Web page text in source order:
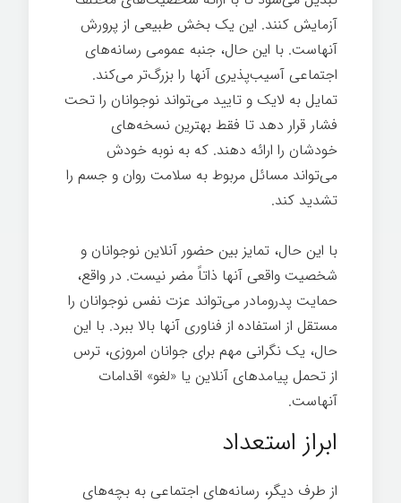
آزمایش کنند. این یک بخش طبیعی از پرورش
آنهاست. با این حال، جنبه عمومی رسانه‌های
اجتماعی آسیب‌پذیری آنها را بزرگ‌تر می‌کند.
تمایل به لایک و تایید می‌تواند نوجوانان را تحت
فشار قرار دهد تا فقط بهترین نسخه‌های
خودشان را ارائه دهند. که به نوبه خودش
می‌تواند مسائل مربوط به سلامت روان و جسم را
تشدید کند.
با این حال، تمایز بین حضور آنلاین نوجوانان و
شخصیت واقعی آنها ذاتاً مضر نیست. در واقع،
حمایت پدرومادر می‌تواند عزت نفس نوجوانان را
مستقل از استفاده از فناوری آنها بالا ببرد. با این
حال، یک نگرانی مهم برای جوانان امروزی، ترس
از تحمل پیامدهای آنلاین یا «لغو» اقدامات
آنهاست.
ابراز استعداد
از طرف دیگر، رسانه‌های اجتماعی به بچه‌های